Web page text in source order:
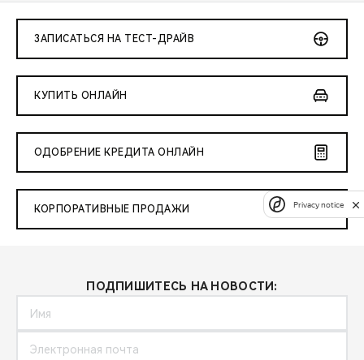
ЗАПИСАТЬСЯ НА ТЕСТ-ДРАЙВ
КУПИТЬ ОНЛАЙН
ОДОБРЕНИЕ КРЕДИТА ОНЛАЙН
КОРПОРАТИВНЫЕ ПРОДАЖИ
ПОДПИШИТЕСЬ НА НОВОСТИ:
Privacy notice